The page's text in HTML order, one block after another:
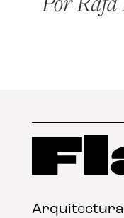
Arquitectura